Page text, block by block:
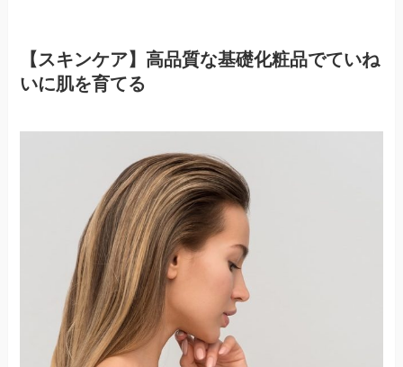
【スキンケア】高品質な基礎化粧品でていね
いに肌を育てる